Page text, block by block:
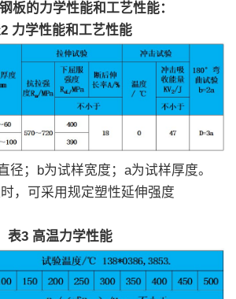
板的力学性能和工艺性能：
力学性能和工艺性能
径；b为试样宽度；a为试样厚度。
，可采用规定塑性延伸强度
表3 高温力学性能